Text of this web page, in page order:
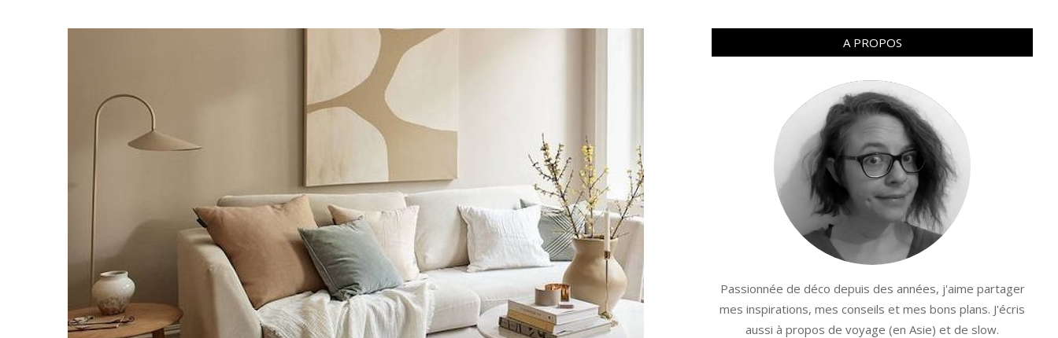
A PROPOS
Passionnée de déco depuis des années, j'aime partager
mes inspirations, mes conseils et mes bons plans. J'écris
aussi à propos de voyage (en Asie) et de slow.